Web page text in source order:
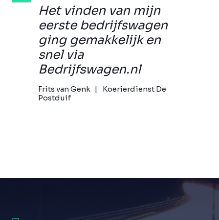
Het vinden van mijn
eerste bedrijfswagen
ging gemakkelijk en
snel via
Bedrijfswagen.nl
Frits van Genk
Koerierdienst De
Postduif